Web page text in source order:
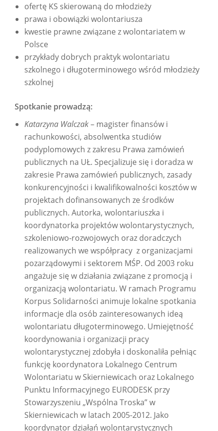
ofertę KS skierowaną do młodzieży
prawa i obowiązki wolontariusza
kwestie prawne związane z wolontariatem w
Polsce
przykłady dobrych praktyk wolontariatu
szkolnego i długoterminowego wśród młodzieży
szkolnej
Spotkanie prowadzą:
Katarzyna Walczak– magister finansów i
rachunkowości, absolwentka studiów
podyplomowych z zakresu Prawa zamówień
publicznych na UŁ. Specjalizuje się i doradza w
zakresie Prawa zamówień publicznych, zasady
konkurencyjności i kwalifikowalności kosztów w
projektach dofinansowanych ze środków
publicznych. Autorka, wolontariuszka i
koordynatorka projektów wolontarystycznych,
szkoleniowo-rozwojowych oraz doradczych
realizowanych we współpracy z organizacjami
pozarządowymi i sektorem MŚP. Od 2003 roku
angażuje się w działania związane z promocją i
organizacją wolontariatu. W ramach Programu
Korpus Solidarności animuje lokalne spotkania
informacje dla osób zainteresowanych ideą
wolontariatu długoterminowego. Umiejętność
koordynowania i organizacji pracy
wolontarystycznej zdobyła i doskonaliła pełniąc
funkcję koordynatora Lokalnego Centrum
Wolontariatu w Skierniewicach oraz Lokalnego
Punktu Informacyjnego EURODESK przy
Stowarzyszeniu „Wspólna Troska” w
Skierniewicach w latach 2005-2012. Jako
koordynator działań wolontarystycznych